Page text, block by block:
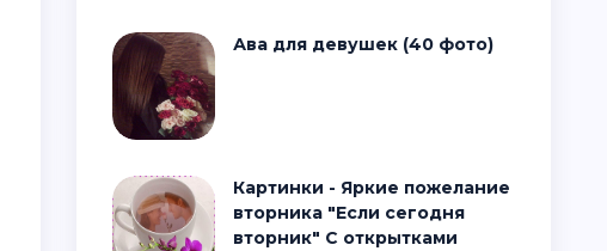
Ава для девушек (40 фото)
Картинки - Яркие пожелание
вторника "Если сегодня
вторник" С открытками